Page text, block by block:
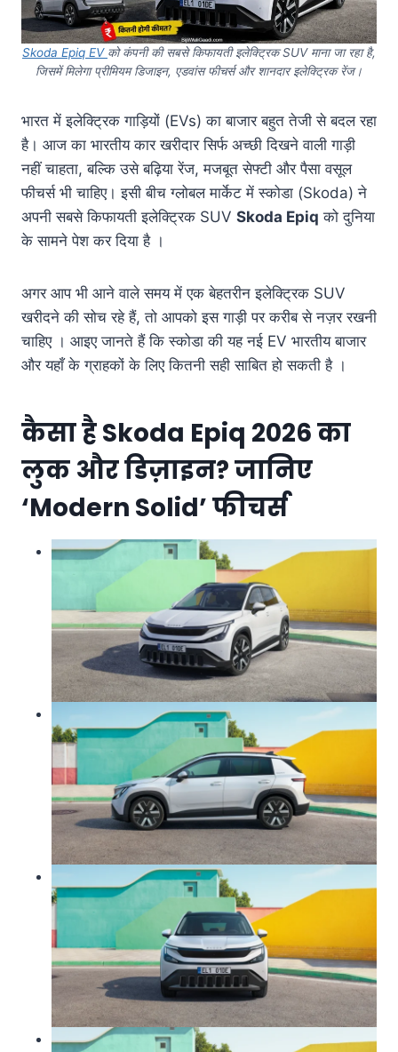
Skoda Epiq EV को कंपनी की सबसे किफायती इलेक्ट्रिक SUV माना जा रहा है,
जिसमें मिलेगा प्रीमियम डिजाइन, एडवांस फीचर्स और शानदार इलेक्ट्रिक रेंज।
भारत में इलेक्ट्रिक गाड़ियों (EVs) का बाजार बहुत तेजी से बदल रहा
है। आज का भारतीय कार खरीदार सिर्फ अच्छी दिखने वाली गाड़ी
नहीं चाहता, बल्कि उसे बढ़िया रेंज, मजबूत सेफ्टी और पैसा वसूल
फीचर्स भी चाहिए। इसी बीच ग्लोबल मार्केट में स्कोडा (Skoda) ने
अपनी सबसे किफायती इलेक्ट्रिक SUV Skoda Epiq को दुनिया
के सामने पेश कर दिया है ।
अगर आप भी आने वाले समय में एक बेहतरीन इलेक्ट्रिक SUV
खरीदने की सोच रहे हैं, तो आपको इस गाड़ी पर करीब से नज़र रखनी
चाहिए । आइए जानते हैं कि स्कोडा की यह नई EV भारतीय बाजार
और यहाँ के ग्राहकों के लिए कितनी सही साबित हो सकती है ।
कैसा है Skoda Epiq 2026 का
लुक और डिज़ाइन? जानिए
‘Modern Solid’ फीचर्स